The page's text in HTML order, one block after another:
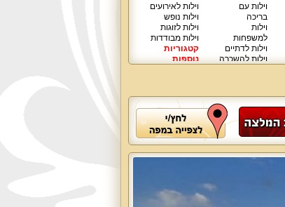
וילות עם
בריכה
וילות
למשפחות
וילות לדתיים
וילות להשכרה
וילות לאירועים
וילות נופש
וילות לזוגות
וילות מבודדות
קטגוריות
נוספות